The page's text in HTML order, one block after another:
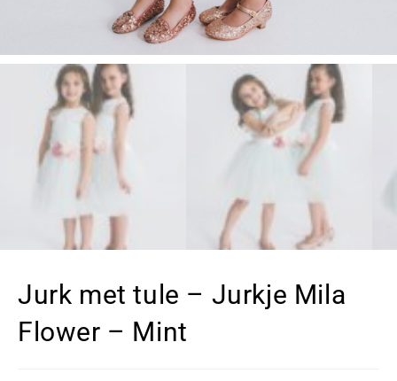
Jurk met tule – Jurkje Mila
Flower – Mint